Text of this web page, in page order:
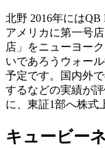
北野 2016年にはQB
アメリカに第一号
店」をニューヨー
いであろうウォー
予定です。国内外
するなどの実績が
に、東証1部へ株式
キュービー